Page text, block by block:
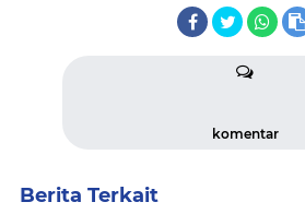
komentar
Berita Terkait